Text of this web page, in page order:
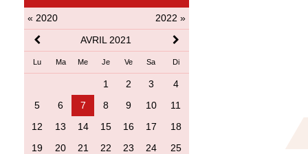
« 2020
2022 »
AVRIL 2021
Lu Ma Me Je Ve Sa Di
1 2 3
4
5
6 7 8 9 10
11
12
13 14 15 16 17
18
19
20 21 22 23 24
25